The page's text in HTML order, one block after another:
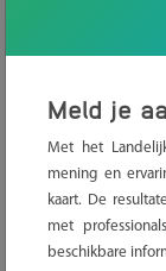
kind terecht op
of voortgezet
Meld je
Met het
mening en
kaart. De
met
beschikbare